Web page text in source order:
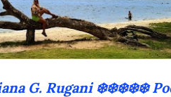
G. Rugani ❄️❄️❄️❄️❄️